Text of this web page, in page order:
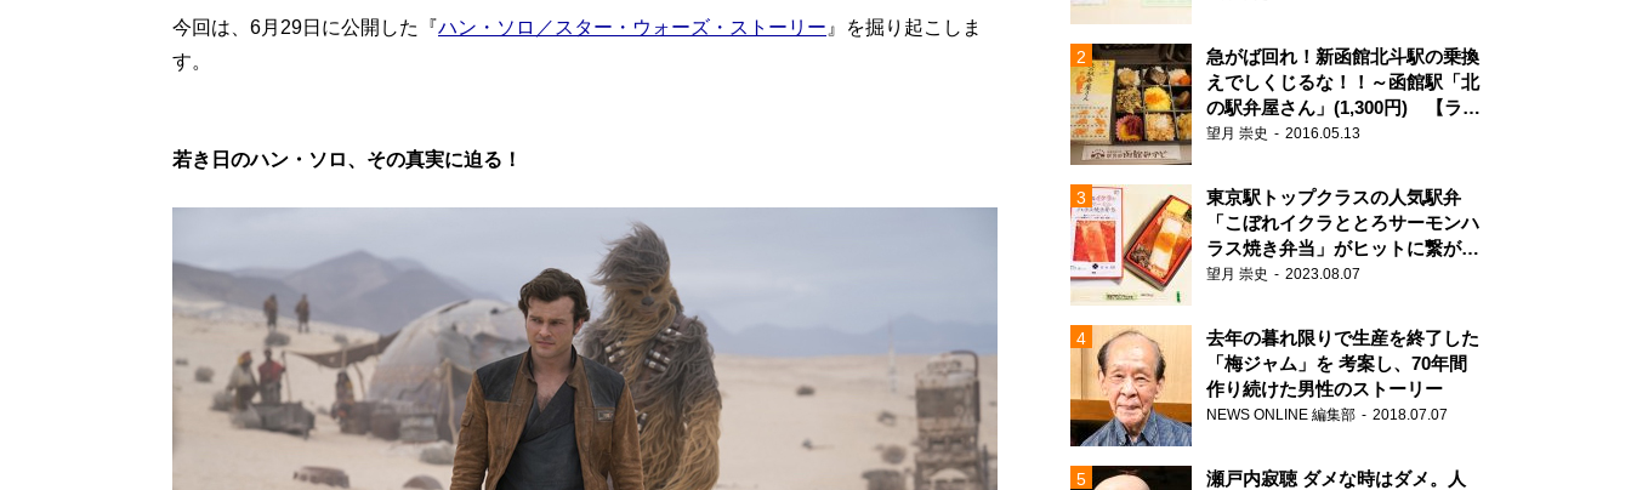
今回は、6月29日に公開した『ハン・ソロ／スター・ウォーズ・ストーリー 』を掘り起こしま
す。
若き日のハン・ソロ、その真実に迫る！
急がば回れ！新函館北斗駅の乗換
えでしくじるな！！～函館駅「北
の駅弁屋さん」(1,300円) 【ライ
ター望月の駅弁膝栗毛】
望月 崇史 2016.05.13
東京駅トップクラスの人気駅弁
「こぼれイクラととろサーモンハ
ラス焼き弁当」がヒットに繋がっ
た理由
望月 崇史 2023.08.07
去年の暮れ限りで生産を終了した
「梅ジャム」を 考案し、70年間
作り続けた男性のストーリー
NEWS ONLINE 編集部 2018.07.07
瀬戸内寂聴 ダメな時はダメ。人